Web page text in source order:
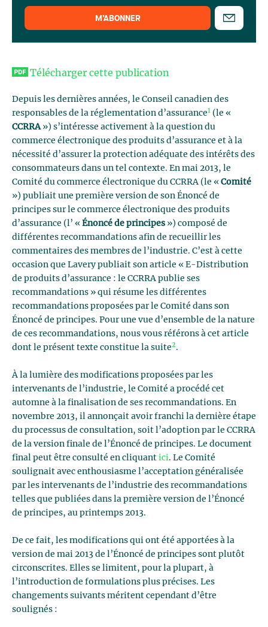
Télécharger cette publication
Depuis les dernières années, le Conseil canadien des
responsables de la réglementation d’assurance1
(le «
CCRRA») s’intéresse activement à la question du
commerce électronique des produits d’assurance et à la
nécessité d’assurer la protection adéquate des intérêts des
consommateurs dans un tel contexte. En mai 2013, le
Comité du commerce électronique du CCRRA (le « Comité
») publiait une première version de son Énoncé de
principes sur le commerce électronique des produits
d’assurance (l’ « Énoncé de principes ») composé de
différentes recommandations afin de recueillir les
commentaires des membres de l’industrie. C’est à cette
occasion que Lavery publiait son article « E-Distribution
de produits d’assurance : le CCRRA publie ses
recommandations » qui résume les différentes
recommandations proposées par le Comité dans son
Énoncé de principes. Pour une vue d’ensemble de la nature
de ces recommandations, nous vous référons à cet article
dont le présent texte constitue la suite2.
À la lumière des modifications proposées par les
intervenants de l’industrie, le Comité a procédé cet
automne à la finalisation de ses recommandations. En
novembre 2013, il annonçait avoir franchi la dernière étape
du processus de consultation, soit l’adoption par le CCRRA
de la version finale de l’Énoncé de principes. Le document
final peut être consulté en cliquant ici. Le Comité
soulignait avec enthousiasme l’acceptation généralisée
par les intervenants de l’industrie des recommandations
telles que publiées dans la première version de l’Énoncé
de principes, au printemps 2013.
De ce fait, les modifications qui ont été apportées à la
version de mai 2013 de l’Énoncé de principes sont plutôt
circonscrites. Elles se limitent, pour la plupart, à
l’introduction de formulations plus précises. Les
changements suivants méritent cependant d’être
soulignés :
M’ABONNER